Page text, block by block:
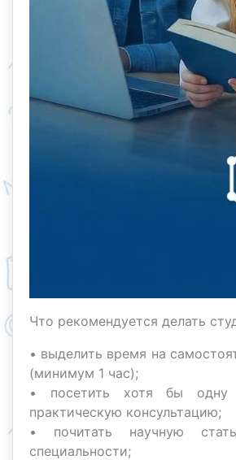
Что рекомендуется делать
• выделить время на
(минимум 1 час);
• посетить хотя бы одну
практическую консультацию;
• почитать научную
специальности;